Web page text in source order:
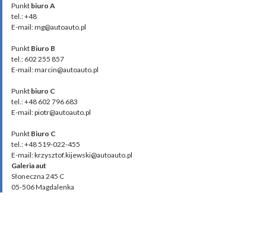
Punkt biuro A
tel.: +48
E-mail: mg@autoauto.pl
Punkt Biuro B
tel.: 602 255 857
E-mail: marcin@autoauto.pl
Punkt biuro C
tel.: +48 602 796 683
E-mail: piotr@autoauto.pl
Punkt Biuro C
tel.: +48 519-022-455
E-mail: krzysztof.kijewski@autoauto.pl
Galeria aut
Słoneczna 245 C
05-506 Magdalenka